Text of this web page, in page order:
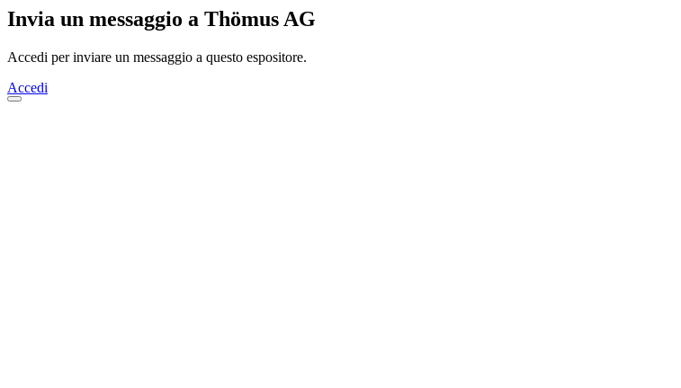
Invia un messaggio a Thömus AG
Accedi per inviare un messaggio a questo espositore.
Accedi